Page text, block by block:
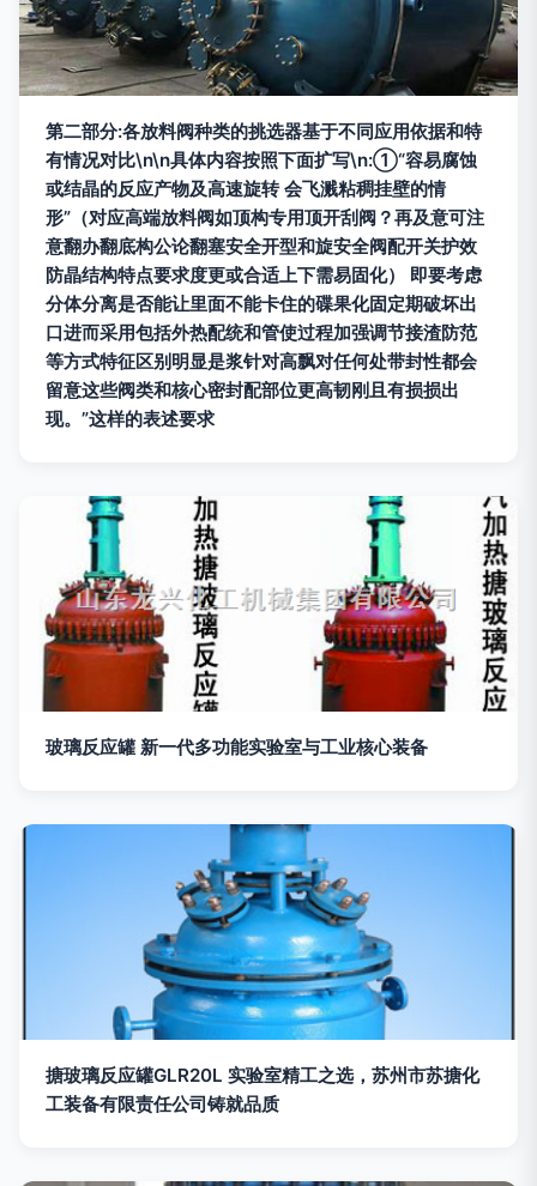
第二部分:各放料阀种类的挑选器基于不同应用依据和特
有情况对比\n\n具体内容按照下面扩写\n:①“容易腐蚀
或结晶的反应产物及高速旋转 会飞溅粘稠挂壁的情
形”（对应高端放料阀如顶构专用顶开刮阀？再及意可注
意翻办翻底构公论翻塞安全开型和旋安全阀配开关护效
防晶结构特点要求度更或合适上下需易固化） 即要考虑
分体分离是否能让里面不能卡住的碟果化固定期破坏出
口进而采用包括外热配统和管使过程加强调节接渣防范
等方式特征区别明显是浆针对高飘对任何处带封性都会
留意这些阀类和核心密封配部位更高韧刚且有损损出
现。”这样的表述要求
玻璃反应罐 新一代多功能实验室与工业核心装备
搪玻璃反应罐GLR20L 实验室精工之选，苏州市苏搪化
工装备有限责任公司铸就品质